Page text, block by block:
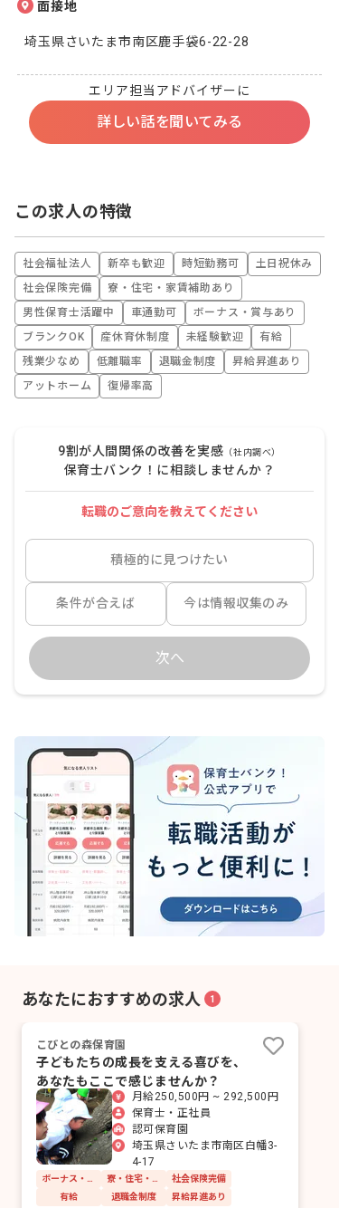
面接地
埼玉県さいたま市南区鹿手袋6-22-28
エリア担当アドバイザーに
詳しい話を聞いてみる
この求人の特徴
社会福祉法人 新卒も歓迎 時短勤務可
土日祝休み
社会保険完備
寮・住宅・家賃補助あり
男性保育士活躍中
車通勤可
ボーナス・賞与あり
ブランクOK
産休育休制度 未経験歓迎
有給
残業少なめ
低離職率 退職金制度
昇給昇進あり
アットホーム
復帰率高
9割が人間関係の改善を実感 （社内調べ）
保育士バンク！に相談しませんか？
転職のご意向を教えてください
積極的に見つけたい
条件が合えば 今は情報収集のみ
次へ
あなたにおすすめの求人 1
こびとの森保育園
子どもたちの成長を支える喜びを、
あなたもここで感じませんか？
月給250,500円 ~ 292,500円
保育士・正社員
認可保育園
埼玉県さいたま市南区白幡3-
4-17
社会保険完備
有給
退職金制度 昇給昇進あり